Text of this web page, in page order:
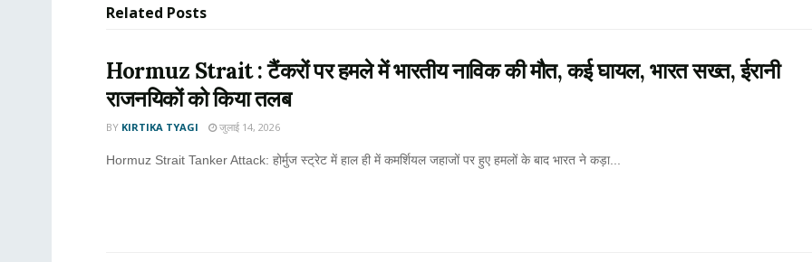
Related Posts
Hormuz Strait : टैंकरों पर हमले में भारतीय नाविक की मौत, कई घायल, भारत सख्त, ईरानी
राजनयिकों को किया तलब
BY KIRTIKA TYAGI जुलाई 14, 2026
Hormuz Strait Tanker Attack: होर्मुज स्ट्रेट में हाल ही में कमर्शियल जहाजों पर हुए हमलों के बाद भारत ने कड़ा...